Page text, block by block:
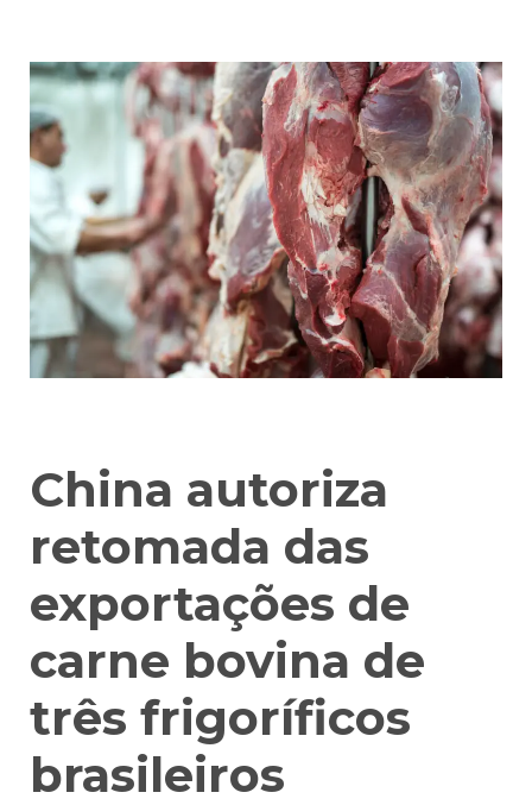
China autoriza
retomada das
exportações de
carne bovina de
três frigoríficos
brasileiros